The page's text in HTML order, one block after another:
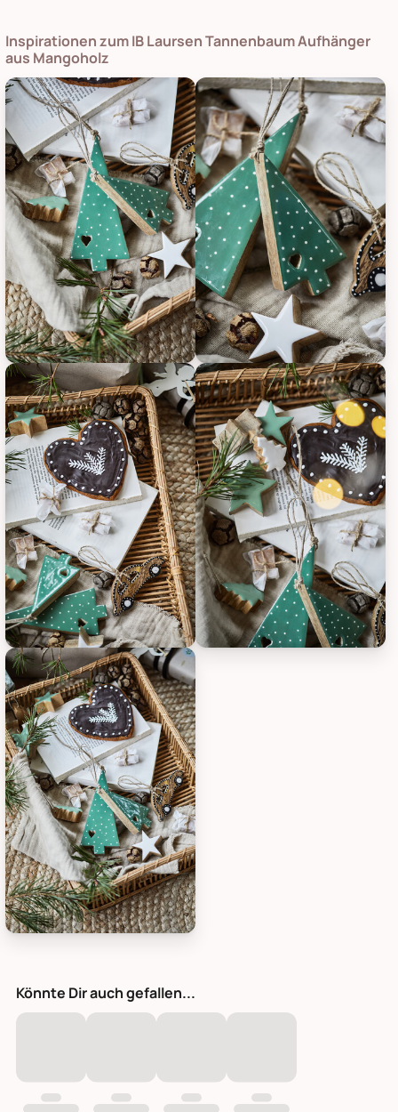
Inspirationen zum IB Laursen Tannenbaum Aufhänger
aus Mangoholz
IB Laursen Tannenbaum Aufhänger aus Mangoholz, Bild 1
IB Laursen Tannenbaum
IB Laursen Tannenbaum Aufhänger aus Mangoholz, Bild 3
Könnte Dir auch gefallen...